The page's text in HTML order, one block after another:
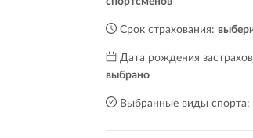
Срок страхования:
Дата рождения
выбрано
Выбранные виды спорта: